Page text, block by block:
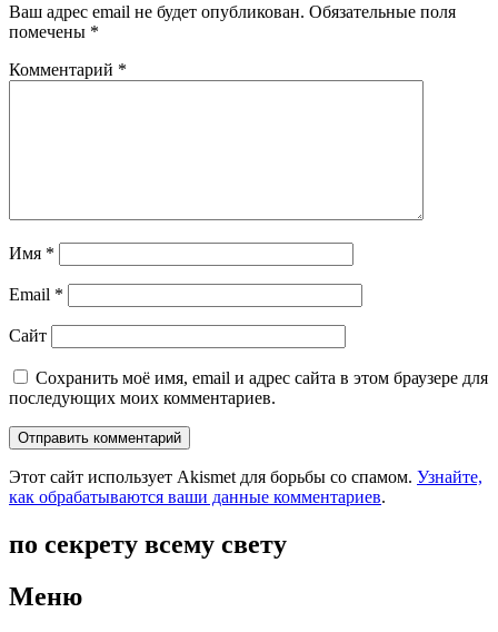
Ваш адрес email не будет опубликован. Обязательные поля
помечены *
Комментарий *
Имя *
Email *
Сайт
Сохранить моё имя, email и адрес сайта в этом браузере для
последующих моих комментариев.
Этот сайт использует Akismet для борьбы со спамом. Узнайте,
как обрабатываются ваши данные комментариев.
по секрету всему свету
Меню